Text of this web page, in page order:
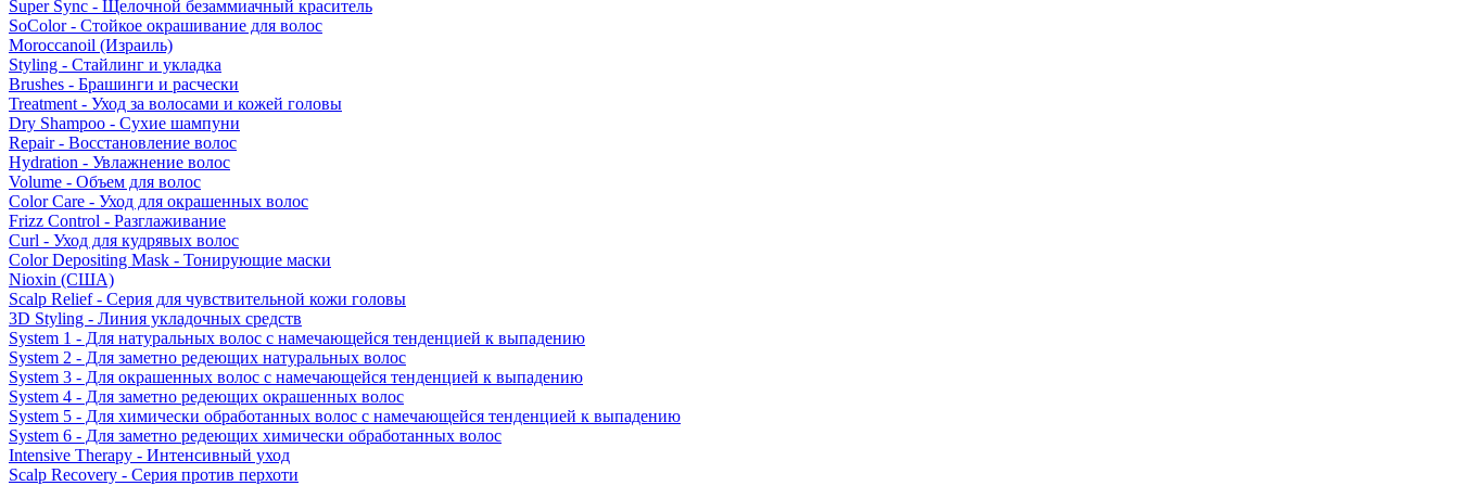
Super Sync - Щелочной безаммиачный краситель
SoColor - Стойкое окрашивание для волос
Moroccanoil (Израиль)
Styling - Стайлинг и укладка
Brushes - Брашинги и расчески
Treatment - Уход за волосами и кожей головы
Dry Shampoo - Сухие шампуни
Repair - Восстановление волос
Hydration - Увлажнение волос
Volume - Объем для волос
Color Care - Уход для окрашенных волос
Frizz Control - Разглаживание
Curl - Уход для кудрявых волос
Color Depositing Mask - Тонирующие маски
Nioxin (США)
Scalp Relief - Серия для чувствительной кожи головы
3D Styling - Линия укладочных средств
System 1 - Для натуральных волос с намечающейся тенденцией к выпадению
System 2 - Для заметно редеющих натуральных волос
System 3 - Для окрашенных волос с намечающейся тенденцией к выпадению
System 4 - Для заметно редеющих окрашенных волос
System 5 - Для химически обработанных волос с намечающейся тенденцией к выпадению
System 6 - Для заметно редеющих химически обработанных волос
Intensive Therapy - Интенсивный уход
Scalp Recovery - Серия против перхоти